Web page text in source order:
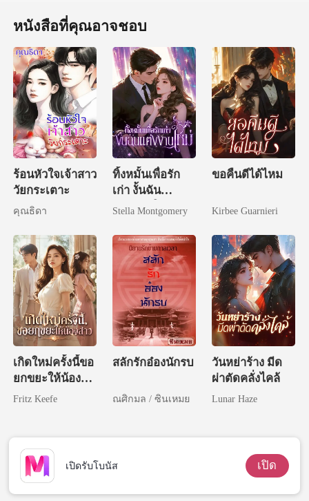
นเคาะป
หนังสือที่คุณอาจชอบ
ร้อนหัวใจเจ้าสาว
วัยกระเตาะ
คุณธิดา
ทิ้งหมั้นเพื่อรัก
เก่า งั้นฉัน
แต่งงานใหม่
Stella Montgomery
ขอคืนดีได้ไหม
Kirbee Guarnieri
เกิดใหม่ครั้งนี้ขอ
ยกขยะให้น้อง
สาว
Fritz Keefe
สลักรักอ๋องนักรบ
ณศิกมล / ซินเหมย
วันหย่าร้าง มีด
ผ่าตัดคลั่งไคล้
Lunar Haze
เปิดรับโบนัส เปิด